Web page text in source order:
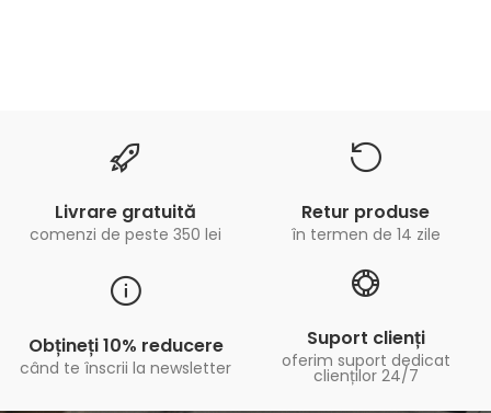
Livrare gratuită
comenzi de peste 350 lei
Retur produse
în termen de 14 zile
Obțineți 10% reducere
când te înscrii la newsletter
Suport clienți
oferim suport dedicat
clienților 24/7